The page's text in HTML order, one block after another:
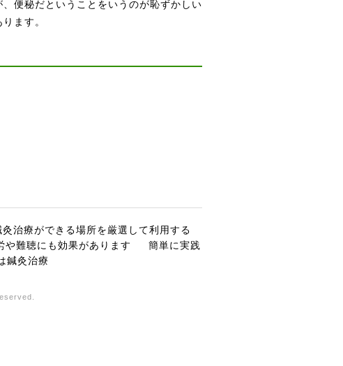
便秘だということをいうのが恥ずかしい
ます。
灸治療ができる場所を厳選して利用する
や難聴にも効果があります
簡単に実践
鍼灸治療